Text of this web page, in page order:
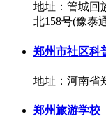
地址：管城回
北158号(豫泰
郑州市社区科
地址：河南省
郑州旅游学校